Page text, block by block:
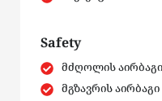
Safety
მძღოლის აირბაგი
მგზავრის აირბაგი